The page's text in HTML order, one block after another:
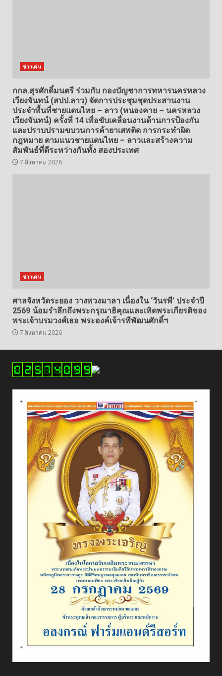
ข่าวเด่น
กกล.สุรศักดิ์มนตรี ร่วมกับ กองบัญชาการทหารนครหลวง
เวียงจันทน์ (สปป.ลาว) จัดการประชุมชุดประสานงาน
ประจำพื้นที่ชายแดนไทย – ลาว (หนองคาย – นครหลวง
เวียงจันทน์) ครั้งที่ 14 เพื่อขับเคลื่อนงานด้านการป้องกัน
และปราบปรามขบวนการค้ายาเสพติด การกระทำผิด
กฎหมาย ตามแนวชายแดนไทย – ลาวและสร้างความ
สัมพันธ์ที่ดีระหว่างกันทั้ง สองประเทศ
7 สิงหาคม 2026
ข่าวเด่น
ศาลจังหวัดระยอง วางพวงมาลา เนื่องใน ‘วันรพี’ ประจำปี
2569 น้อมรำลึกถึงพระกรุณาธิคุณและเทิดพระเกียรติของ
พระเจ้าบรมวงศ์เธอ พระองค์เจ้ารพีพัฒนศักดิ์ฯ
7 สิงหาคม 2026